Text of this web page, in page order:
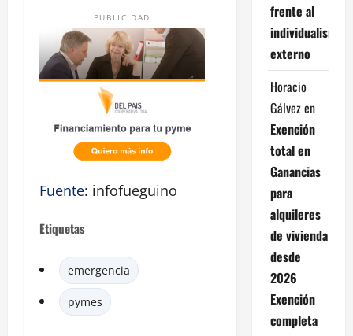
PUBLICIDAD
Fuente: infofueguino
Etiquetas
emergencia
pymes
frente al
individualismo
externo
Horacio
Gálvezen
Exención
total en
Ganancias
para
alquileres
de vivienda
desde
2026
Exención
completa